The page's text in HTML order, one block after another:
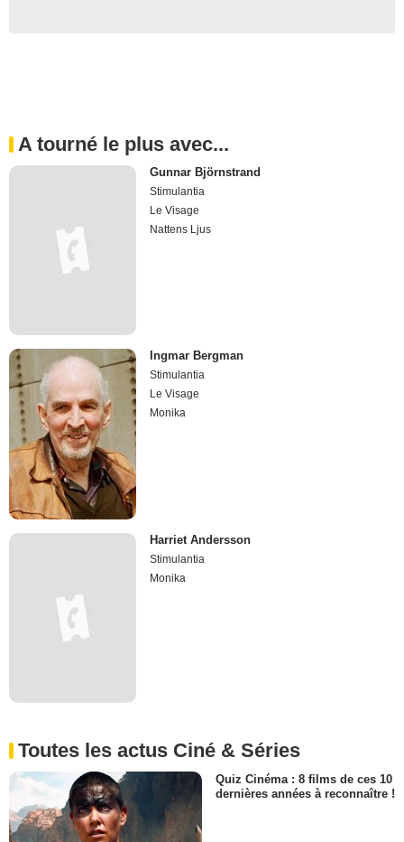
A tourné le plus avec...
Gunnar Björnstrand
Stimulantia
Le Visage
Nattens Ljus
Ingmar Bergman
Stimulantia
Le Visage
Monika
Harriet Andersson
Stimulantia
Monika
Toutes les actus Ciné & Séries
Quiz Cinéma : 8 films de ces 10
dernières années à reconnaître !